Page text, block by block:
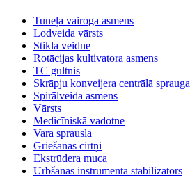
Tuneļa vairoga asmens
Lodveida vārsts
Stikla veidne
Rotācijas kultivatora asmens
TC gultnis
Skrāpju konveijera centrālā sprauga
Spirālveida asmens
Vārsts
Medicīniskā vadotne
Vara sprausla
Griešanas cirtņi
Ekstrūdera muca
Urbšanas instrumenta stabilizators